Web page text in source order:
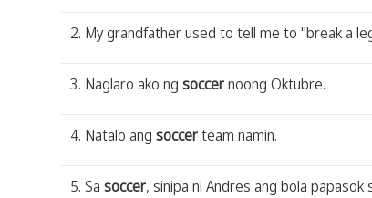
2. My grandfather used to tell me to "break a
3. Naglaro ako ng soccernoong Oktubre.
4. Natalo ang soccerteam namin.
5. Sa soccer, sinipa ni Andres ang bola papasok